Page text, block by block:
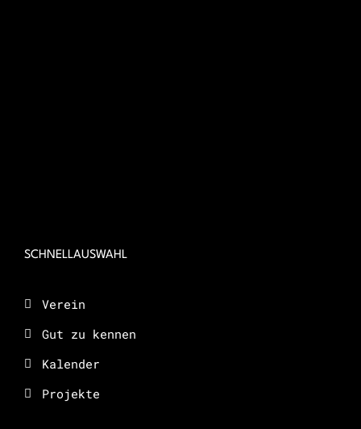
SCHNELLAUSWAHL
Verein
Gut zu kennen
Kalender
Projekte